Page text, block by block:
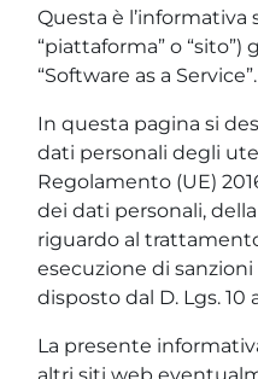
Questa è
“piattaforma” o
“Software as a Service”.
In questa pagina si
dati personali degli
Regolamento (UE)
dei dati personali,
riguardo al
esecuzione di
disposto dal D. Lgs. 10
La presente